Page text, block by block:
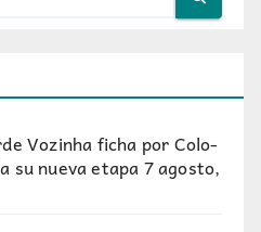
Vozinha ficha por Colo-
su nueva etapa7 agosto,